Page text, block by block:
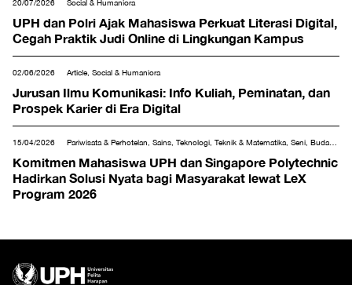
20/07/2026 Social & Humaniora
UPH dan Polri Ajak Mahasiswa Perkuat Literasi Digital,
Cegah Praktik Judi Online di Lingkungan Kampus
02/06/2026 Article, Social & Humaniora
Jurusan Ilmu Komunikasi: Info Kuliah, Peminatan, dan
Prospek Karier di Era Digital
15/04/2026
Komitmen Mahasiswa UPH dan Singapore Polytechnic
Hadirkan Solusi Nyata bagi Masyarakat lewat LeX
Program 2026